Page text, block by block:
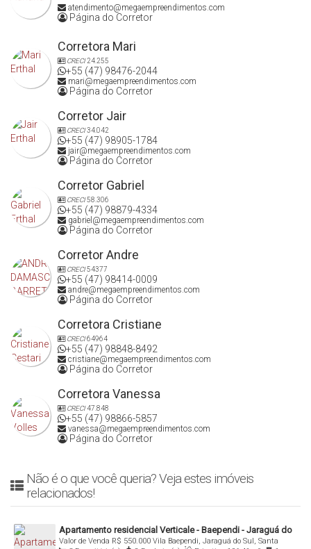
atendimento@megaempreendimentos.com
Página do Corretor
Corretora Mari
CRECI24.255
+55 (47) 98476-2044
mari@megaempreendimentos.com
Página do Corretor
Corretor Jair
CRECI34.042
+55 (47) 98905-1784
jair@megaempreendimentos.com
Página do Corretor
Corretor Gabriel
CRECI58.306
+55 (47) 98879-4334
gabriel@megaempreendimentos.com
Página do Corretor
Corretor Andre
CRECI54377
+55 (47) 98414-0009
andre@megaempreendimentos.com
Página do Corretor
Corretora Cristiane
CRECI64964
+55 (47) 98848-8492
cristiane@megaempreendimentos.com
Página do Corretor
Corretora Vanessa
CRECI47.848
+55 (47) 98866-5857
vanessa@megaempreendimentos.com
Página do Corretor
Não é o que você queria? Veja estes imóveis
relacionados!
Apartamento residencial Verticale - Baependi - Jaraguá do
Sul
R$ 550.000
Valor de Venda
Vila Baependi, Jaraguá do Sul, Santa